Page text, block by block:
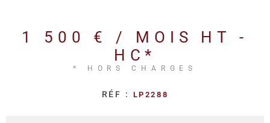
1 500 € / MOIS
HT -
HC*
* HORS CHARGES
RÉF : LP2288